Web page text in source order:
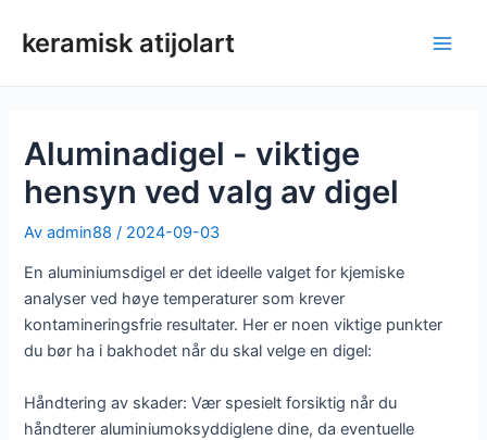
rettkeramisk atijolart
Aluminadigel - viktige
hensyn ved valg av digel
Av admin88/ 2024-09-03
En aluminiumsdigel er det ideelle valget for kjemiske
analyser ved høye temperaturer som krever
kontamineringsfrie resultater. Her er noen viktige punkter
du bør ha i bakhodet når du skal velge en digel:
Håndtering av skader: Vær spesielt forsiktig når du
håndterer aluminiumoksyddiglene dine, da eventuelle